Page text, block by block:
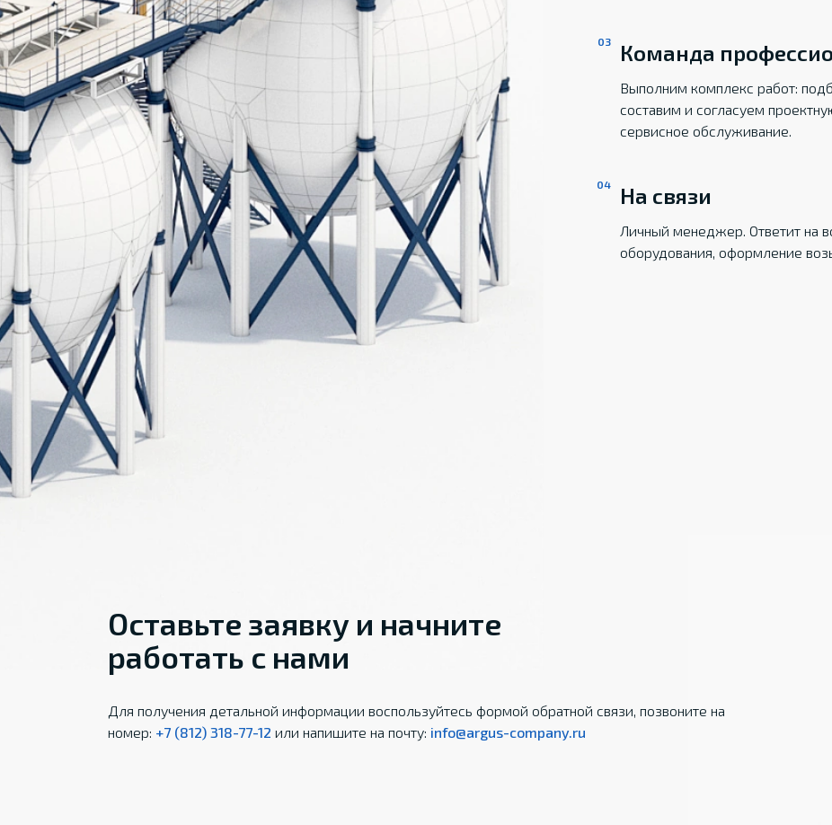
Команда
Выполним комплекс работ:
составим и согласуем
сервисное обслуживание.
На связи
Личный менеджер. Ответит на
оборудования, оформление
Оставьте заявку и начните
работать с нами
Для получения детальной информации воспользуйтесь формой обратной связи, позвоните на
номер: +7 (812) 318-77-12 или напишите на почту: info@argus-company.ru